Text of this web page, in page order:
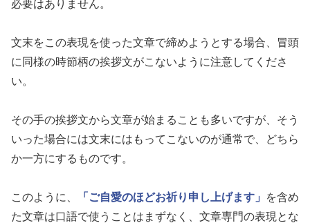
必要はありません。
文末をこの表現を使った文章で締めようとする場合、冒頭
に同様の時節柄の挨拶文がこないように注意してくださ
い。
その手の挨拶文から文章が始まることも多いですが、そう
いった場合には文末にはもってこないのが通常で、どちら
か一方にするものです。
このように、 「ご自愛のほどお祈り申し上げます」
を含め
た文章は口語で使うことはまずなく、文章専門の表現とな